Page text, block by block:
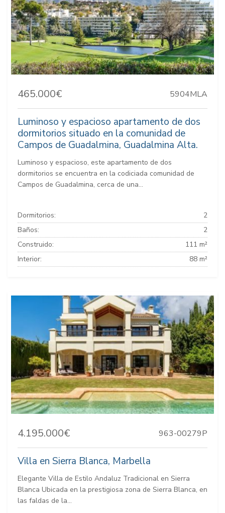
465.000€ 5904MLA
Luminoso y espacioso apartamento de dos
dormitorios situado en la comunidad de
Campos de Guadalmina, Guadalmina Alta.
Luminoso y espacioso, este apartamento de dos
dormitorios se encuentra en la codiciada comunidad de
Campos de Guadalmina, cerca de una...
Dormitorios:
2
Baños:
2
Construido:
111 m²
Interior:
88 m²
4.195.000€ 963-00279P
Villa en Sierra Blanca, Marbella
Elegante Villa de Estilo Andaluz Tradicional en Sierra
Blanca Ubicada en la prestigiosa zona de Sierra Blanca, en
las faldas de la...